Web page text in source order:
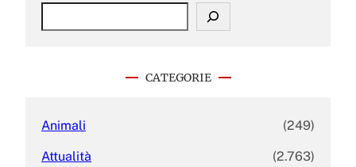
S
CATEGORIE
Animali (249)
Attualità (2.763)